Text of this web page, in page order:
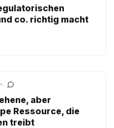
co. richtig macht
•
aber
Ressource, die
treibt